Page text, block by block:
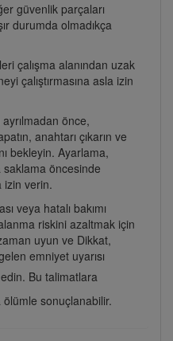
güvenlik parçaları
durumda olmadıkça
çalışma alanından uzak
çalıştırmasına asla izin
önce,
anahtarı çıkarın ve
bekleyin. Ayarlama,
saklama öncesinde
izin verin.
veya hatalı bakımı
riskini azaltmak için
uyun ve Dikkat,
emniyet uyarısı
Bu talimatlara
sonuçlanabilir.